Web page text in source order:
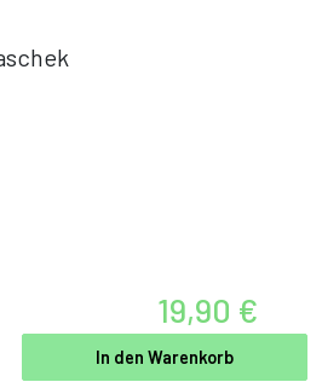
19,90 €
In den Warenkorb